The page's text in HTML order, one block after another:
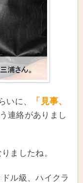
いに、
「見事、
連絡がありまし
ましたね。
ル級、ハイクラ